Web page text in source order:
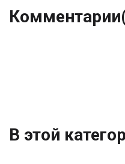
Комментарии
В этой